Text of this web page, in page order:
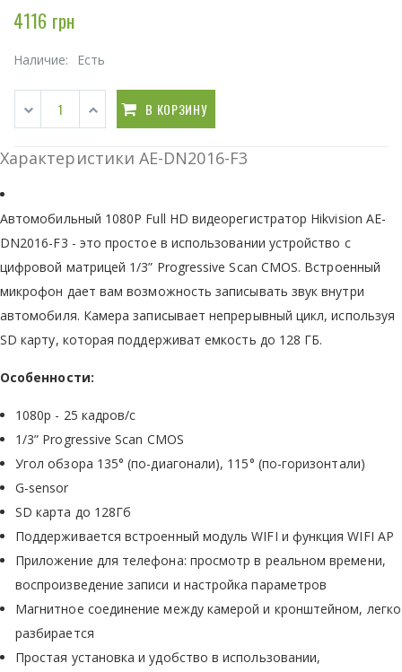
4116 грн
Наличие: Есть
В КОРЗИНУ
Характеристики AE-DN2016-F3
Автомобильный 1080P Full HD видеорегистратор Hikvision AE-
DN2016-F3 - это простое в использовании устройство с
цифровой матрицей 1/3” Progressive Scan CMOS. Встроенный
микрофон дает вам возможность записывать звук внутри
автомобиля. Камера записывает непрерывный цикл, используя
SD карту, которая поддерживат емкость до 128 ГБ.
Особенности:
1080р - 25 кадров/с
1/3” Progressive Scan CMOS
Угол обзора 135° (по-диагонали), 115° (по-горизонтали)
G-sensor
SD карта до 128Гб
Поддерживается встроенный модуль WIFI и функция WIFI AP
Приложение для телефона: просмотр в реальном времени,
воспроизведение записи и настройка параметров
Магнитное соединение между камерой и кронштейном, легко
разбирается
Простая установка и удобство в использовании,